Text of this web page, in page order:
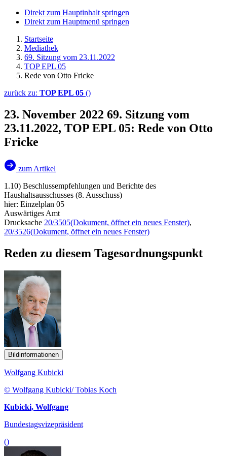
Direkt zum Hauptinhalt springen
Direkt zum Hauptmenü springen
Startseite
Mediathek
69. Sitzung vom 23.11.2022
TOP EPL 05
Rede von Otto Fricke
zurück zu: TOP EPL 05 ()
23. November 2022 69. Sitzung vom
23.11.2022, TOP EPL 05: Rede von Otto
Fricke
zum Artikel
1.10) Beschlussempfehlungen und Berichte des
Haushaltsausschusses (8. Ausschuss)
hier: Einzelplan 05
Auswärtiges Amt
Drucksache 20/3505(Dokument, öffnet ein neues Fenster),
20/3526(Dokument, öffnet ein neues Fenster)
Reden zu diesem Tagesordnungspunkt
Bildinformationen
Wolfgang Kubicki
© Wolfgang Kubicki/ Tobias Koch
Kubicki, Wolfgang
Bundestagsvizepräsident
()